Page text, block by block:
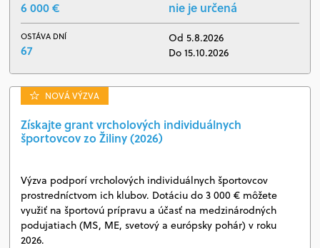
6 000 € nie je určená
OSTÁVA DNÍ
67
Od 5.8.2026
Do 15.10.2026
NOVÁ VÝZVA
Získajte grant vrcholových individuálnych
športovcov zo Žiliny (2026)
Výzva podporí vrcholových individuálnych športovcov
prostredníctvom ich klubov. Dotáciu do 3 000 € môžete
využiť na športovú prípravu a účasť na medzinárodných
podujatiach (MS, ME, svetový a európsky pohár) v roku
2026.